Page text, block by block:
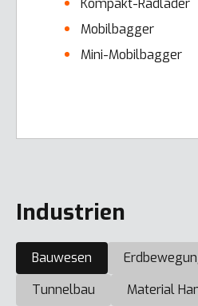
Kompakt-Radlader
Mobilbagger
Mini-Mobilbagger
Industrien
Bauwesen
Tunnelbau
Material